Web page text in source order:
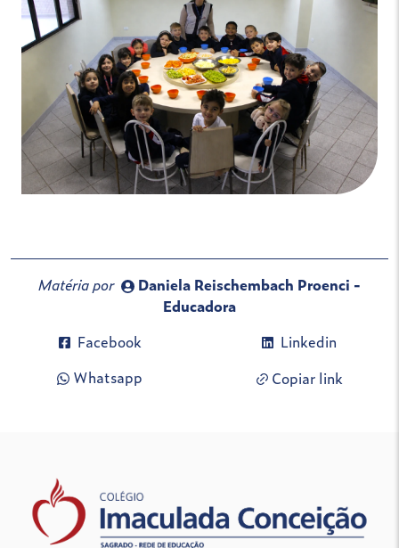
Matéria por
Daniela Reischembach Proenci -
Educadora
Facebook
Linkedin
Whatsapp
Copiar link